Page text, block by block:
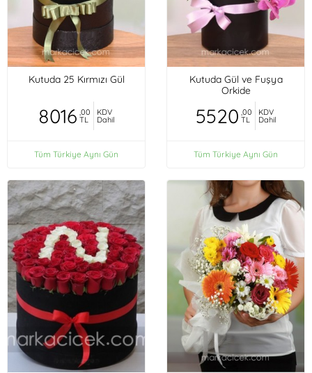
Kutuda 25 Kırmızı Gül
8016 ,00
TL
KDV
Dahil
Tüm Türkiye Aynı Gün
Kutuda Gül ve Fuşya
Orkide
5520 ,00
TL
KDV
Dahil
Tüm Türkiye Aynı Gün